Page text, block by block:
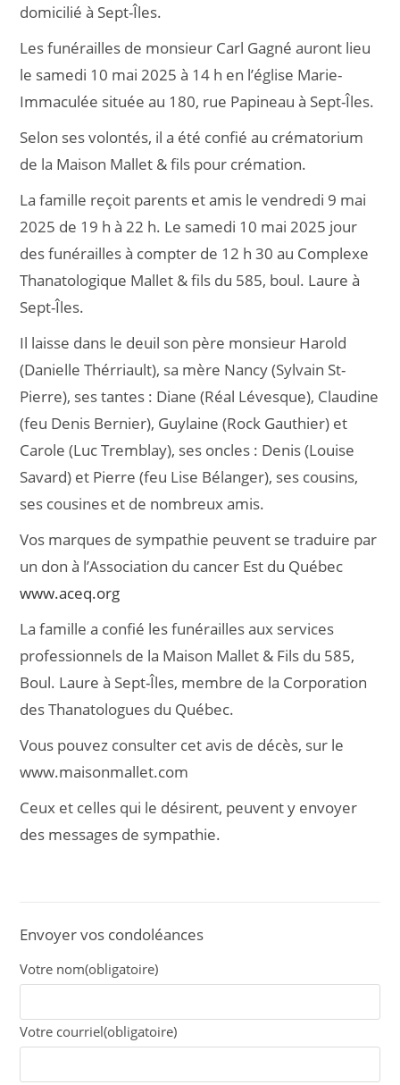
domicilié à Sept-Îles.
Les funérailles de monsieur Carl Gagné auront lieu
le samedi 10 mai 2025 à 14 h en l’église Marie-
Immaculée située au 180, rue Papineau à Sept-Îles.
Selon ses volontés, il a été confié au crématorium
de la Maison Mallet & fils pour crémation.
La famille reçoit parents et amis le vendredi 9 mai
2025 de 19 h à 22 h. Le samedi 10 mai 2025 jour
des funérailles à compter de 12 h 30 au Complexe
Thanatologique Mallet & fils du 585, boul. Laure à
Sept-Îles.
Il laisse dans le deuil son père monsieur Harold
(Danielle Thérriault), sa mère Nancy (Sylvain St-
Pierre), ses tantes : Diane (Réal Lévesque), Claudine
(feu Denis Bernier), Guylaine (Rock Gauthier) et
Carole (Luc Tremblay), ses oncles : Denis (Louise
Savard) et Pierre (feu Lise Bélanger), ses cousins,
ses cousines et de nombreux amis.
Vos marques de sympathie peuvent se traduire par
un don à l’Association du cancer Est du Québec
www.aceq.org
La famille a confié les funérailles aux services
professionnels de la Maison Mallet & Fils du 585,
Boul. Laure à Sept-Îles, membre de la Corporation
des Thanatologues du Québec.
Vous pouvez consulter cet avis de décès, sur le
www.maisonmallet.com
Ceux et celles qui le désirent, peuvent y envoyer
des messages de sympathie.
Envoyer vos condoléances
Votre nom(obligatoire)
Votre courriel(obligatoire)